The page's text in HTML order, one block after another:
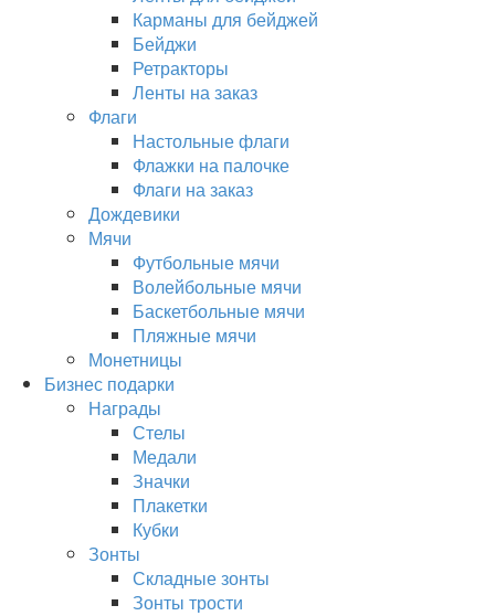
Карманы для бейджей
Бейджи
Ретракторы
Ленты на заказ
Флаги
Настольные флаги
Флажки на палочке
Флаги на заказ
Дождевики
Мячи
Футбольные мячи
Волейбольные мячи
Баскетбольные мячи
Пляжные мячи
Монетницы
Бизнес подарки
Награды
Стелы
Медали
Значки
Плакетки
Кубки
Зонты
Складные зонты
Зонты трости